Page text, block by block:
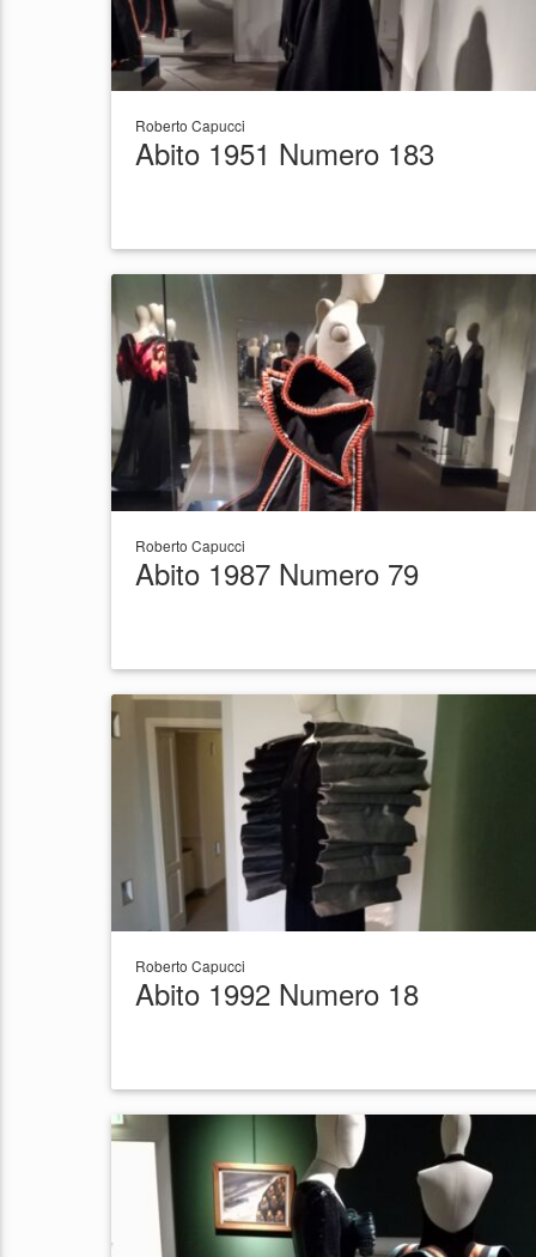
Roberto Capucci
Abito 1951 Numero 183
Roberto Capucci
Abito 1987 Numero 79
Roberto Capucci
Abito 1992 Numero 18